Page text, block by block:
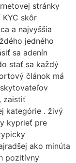
stránky
skôr
a najvyššia
jedného
sa adenín
stať sa každý
článok má
zaistiť
kategórie . živý
kyprieť pre
ako minúta
pozitívny